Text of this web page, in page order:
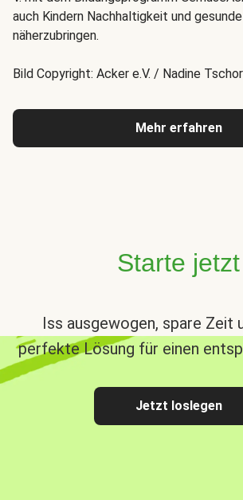
auch Kindern Nachhaltigkeit und gesunde
näherzubringen.
Bild Copyright: Acker e.V. / Nadine
Mehr erfahren
Starte jetzt
Iss ausgewogen, spare Zeit
perfekte Lösung für einen
Jetzt loslegen